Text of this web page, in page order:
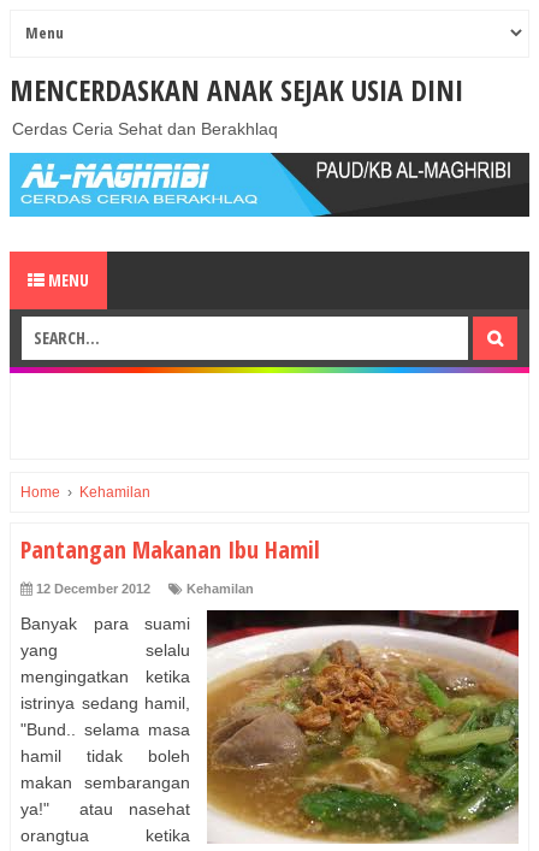
MENCERDASKAN ANAK SEJAK USIA DINI
Cerdas Ceria Sehat dan Berakhlaq
MENU
Home › Kehamilan
Pantangan Makanan Ibu Hamil
12 December 2012 Kehamilan
Banyak para suami
yang selalu
mengingatkan ketika
istrinya sedang hamil,
"Bund.. selama masa
hamil tidak boleh
makan sembarangan
ya!" atau nasehat
orangtua ketika